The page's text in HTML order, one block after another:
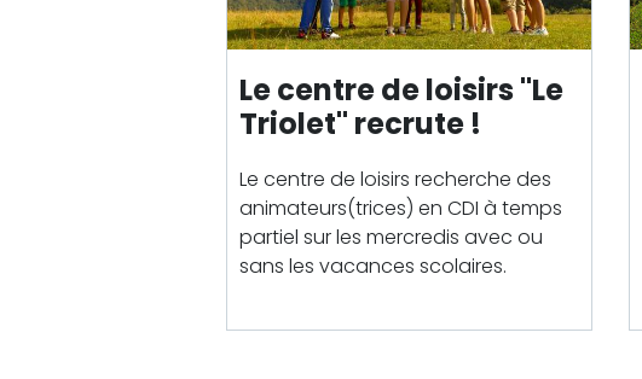
Le centre de loisirs "Le
Triolet" recrute !
Le centre de loisirs recherche des
animateurs(trices) en CDI à temps
partiel sur les mercredis avec ou
sans les vacances scolaires.